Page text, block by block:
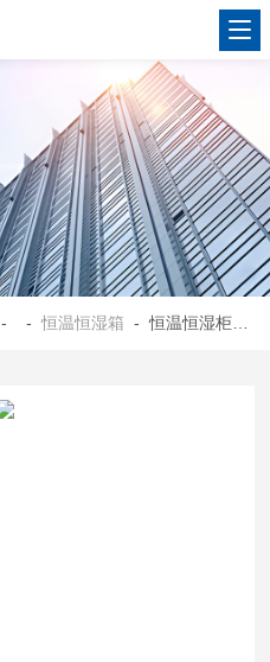
- -恒温恒湿箱 - 恒温恒湿柜BX800A-5